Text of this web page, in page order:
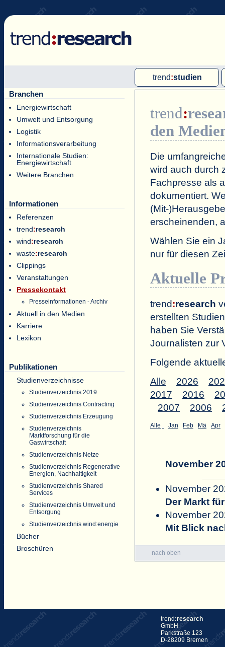
trend:studien
Single-Client-Studien
Internationale Markt Reports
Branchen
Energiewirtschaft
Umwelt und Entsorgung
Logistik
Informationsverarbeitung
Internationale Studien:
Energiewirtschaft
Weitere Branchen
Informationen
Referenzen
trend:research
wind:research
waste:research
Clippings
Veranstaltungen
Pressekontakt
Presseinformationen - Archiv
Aktuell in den Medien
Karriere
Lexikon
Publikationen
Studienverzeichnisse
Studienverzeichnis 2019
Studienverzeichnis Contracting
Studienverzeichnis Erzeugung
Studienverzeichnis
Marktforschung für die
Gaswirtschaft
Studienverzeichnis Netze
Studienverzeichnis Regenerative
Energien, Nachhaltigkeit
Studienverzeichnis Shared
Services
Studienverzeichnis Umwelt und
Entsorgung
Studienverzeichnis wind:energie
Bücher
Broschüren
trend:
den
Die
wird auch durch
Fachpresse als
dokumentiert.
(Mit-
erscheinenden,
Wählen Sie ein
nur für diesen
Aktuelle
trend:research
erstellten
haben Sie
Journalisten zur
Folgende
Alle
2026
2017
2016
2007
2006
Alle Jan Feb Mä Apr
November
November
Der Markt
November
Mit Blick
nach oben
trend :research
GmbH
Parkstraße 123
D-28209 Bremen